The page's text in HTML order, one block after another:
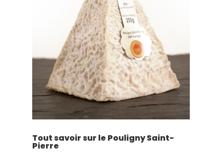
Tout savoir sur le Pouligny Saint-
Pierre